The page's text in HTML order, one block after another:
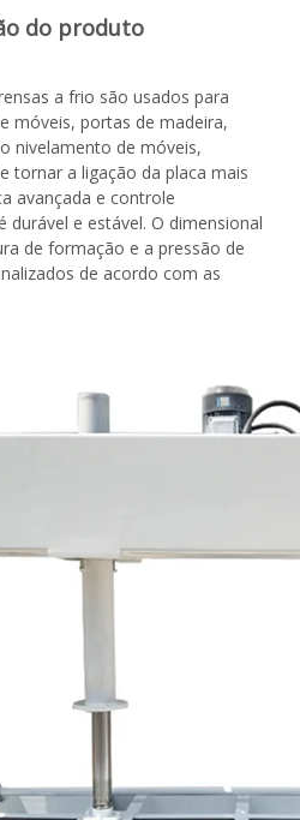
do produto
a frio são usados ​​para
móveis, portas de madeira,
nivelamento de móveis,
tornar a ligação da placa mais
avançada e controle
durável e estável. O dimensional
de formação e a pressão de
de acordo com as